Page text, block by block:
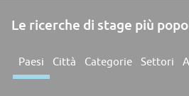
Le ricerche di stage più
Paesi Città Categorie Settori